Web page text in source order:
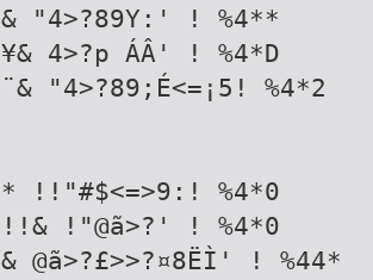
"4>?89Y:' ! %4**
4>?p ÁÂ' ! %4*D
"4>?89;É<=¡5! %4*2
!!"#$<=>9:! %4*0
!"@ã>?' ! %4*0
@ã>?£>>?¤8ËÌ' ! %44*